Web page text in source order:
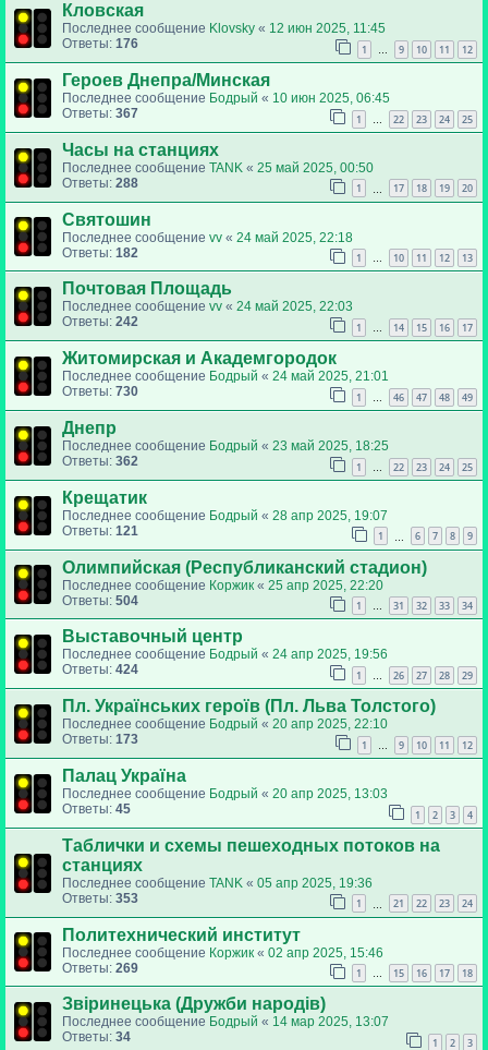
Кловская
Последнее сообщение Klovsky « 12 июн 2025, 11:45
Ответы: 176 1 9 10 11 12
Героев Днепра/Минская
Последнее сообщение Бодрый « 10 июн 2025, 06:45
Ответы: 367 1 22 23 24 25
Часы на станциях
Последнее сообщение TANK « 25 май 2025, 00:50
Ответы: 288 1 17 18 19 20
Святошин
Последнее сообщение vv « 24 май 2025, 22:18
Ответы: 182 1 … 10 11 12 13
Почтовая Площадь
Последнее сообщение vv « 24 май 2025, 22:03
Ответы: 242 1 … 14 15 16 17
Житомирская и Академгородок
Последнее сообщение Бодрый « 24 май 2025, 21:01
Ответы: 730 1 46 47 48 49
Днепр
Последнее сообщение Бодрый « 23 май 2025, 18:25
Ответы: 362 1 22 23 24 25
Крещатик
Последнее сообщение Бодрый « 28 апр 2025, 19:07
Ответы: 121 1 6 7 8 9
Олимпийская (Республиканский стадион)
Последнее сообщение Коржик « 25 апр 2025, 22:20
Ответы: 504 1 … 31 32 33 34
Выставочный центр
Последнее сообщение Бодрый « 24 апр 2025, 19:56
Ответы: 424 1 … 26 27 28 29
Пл. Українських героїв (Пл. Льва Толстого)
Последнее сообщение Бодрый « 20 апр 2025, 22:10
Ответы: 173 1 9 10 11 12
Палац Україна
Последнее сообщение Бодрый « 20 апр 2025, 13:03
Ответы: 45 1 2 3 4
Таблички и схемы пешеходных потоков на
станциях
Последнее сообщение TANK « 05 апр 2025, 19:36
Ответы: 353 1 21 22 23 24
Политехнический институт
Последнее сообщение Коржик « 02 апр 2025, 15:46
Ответы: 269 1 … 15 16 17 18
Звіринецька (Дружби народів)
Последнее сообщение Бодрый « 14 мар 2025, 13:07
Ответы: 34 1 2 3